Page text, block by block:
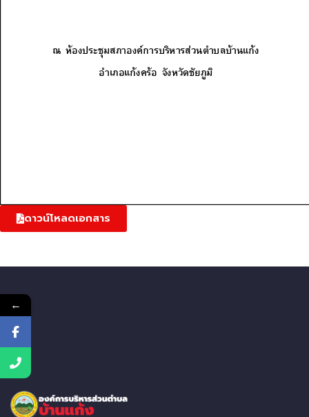
ดาวน์โหลดเอกสาร
←